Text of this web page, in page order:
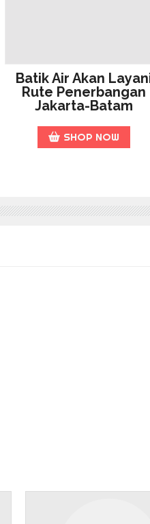
Batik Air Akan
Rute Penerbangan
Jakarta-Batam
SHOP NOW